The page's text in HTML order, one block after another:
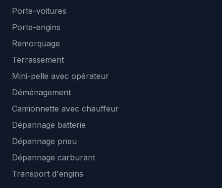
Porte-voitures
Porte-engins
Remorquage
Terrassement
Mini-pelle avec opérateur
Déménagement
Camionnette avec chauffeur
Dépannage batterie
Dépannage pneu
Dépannage carburant
Transport d'engins